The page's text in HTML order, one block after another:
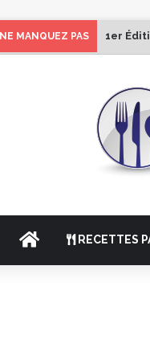
NE MANQUEZ PAS 1er
ACCUEILRECETTES